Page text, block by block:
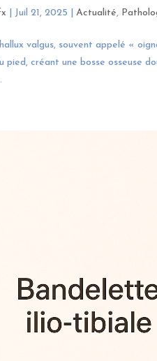
Juil 21, 2025 |Actualité,
valgus, souvent appelé «
pied, créant une bosse osseuse